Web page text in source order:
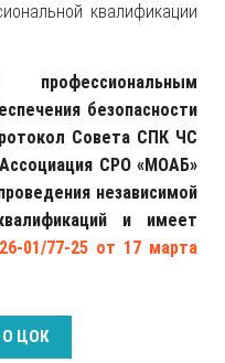
квалификации
безопасности
Совета СПК ЧС
СРО «МОАБ»
независимой
и имеет
01/77-25 от 17 марта
ЦОК